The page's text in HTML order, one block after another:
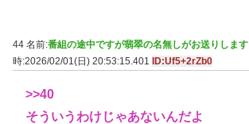
44 名前:番組の途中ですが翡翠の名無しがお送りします
時:2026/02/01(日) 20:53:15.401 ID:Uf5+2rZb0
>>40
そういうわけじゃあないんだよ